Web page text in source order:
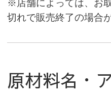
※店舗によっては、お
切れで販売終了の場合
原材料名・